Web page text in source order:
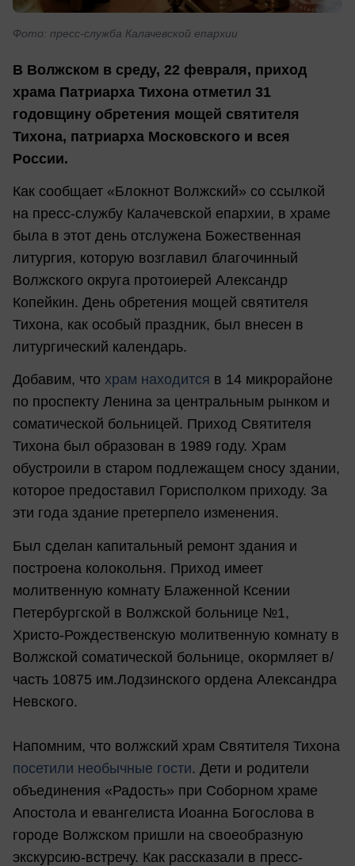
Фото: пресс-служба Калачевской епархии
В Волжском в среду, 22 февраля, приход
храма Патриарха Тихона отметил 31
годовщину обретения мощей святителя
Тихона, патриарха Московского и всея
России.
Как сообщает «Блокнот Волжский» со ссылкой
на пресс-службу Калачевской епархии, в храме
была в этот день отслужена Божественная
литургия, которую возглавил благочинный
Волжского округа протоиерей Александр
Копейкин. День обретения мощей святителя
Тихона, как особый праздник, был внесен в
литургический календарь.
Добавим, что храм находится в 14 микрорайоне
по проспекту Ленина за центральным рынком и
соматической больницей. Приход Святителя
Тихона был образован в 1989 году. Храм
обустроили в старом подлежащем сносу здании,
которое предоставил Горисполком приходу. За
эти года здание претерпело изменения.
Был сделан капитальный ремонт здания и
построена колокольня. Приход имеет
молитвенную комнату Блаженной Ксении
Петербургской в Волжской больнице №1,
Христо-Рождественскую молитвенную комнату в
Волжской соматической больнице, окормляет в/
часть 10875 им.Лодзинского ордена Александра
Невского.
Напомним, что волжский храм Святителя Тихона
посетили необычные гости. Дети и родители
объединения «Радость» при Соборном храме
Апостола и евангелиста Иоанна Богослова в
городе Волжском пришли на своеобразную
экскурсию-встречу. Как рассказали в пресс-